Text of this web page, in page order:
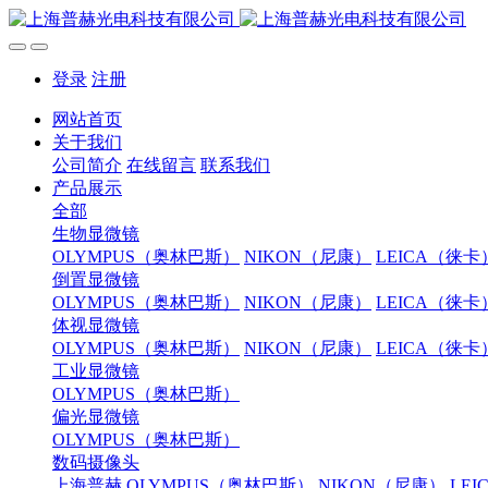
登录 注册
网站首页
关于我们
公司简介 在线留言 联系我们
产品展示
全部
生物显微镜
OLYMPUS（奥林巴斯）
NIKON（尼康）
LEICA（徕卡）
倒置显微镜
OLYMPUS（奥林巴斯）
NIKON（尼康）
LEICA（徕卡）
体视显微镜
OLYMPUS（奥林巴斯）
NIKON（尼康）
LEICA（徕卡）
工业显微镜
OLYMPUS（奥林巴斯）
偏光显微镜
OLYMPUS（奥林巴斯）
数码摄像头